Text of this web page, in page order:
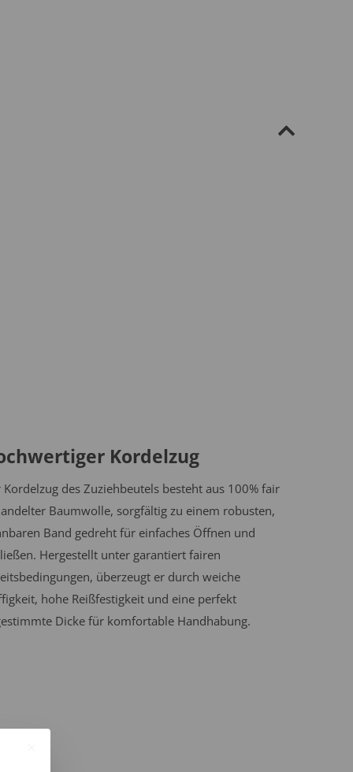
Kordelzug
Kordelzug des Zuziehbeutels besteht aus 100% fair
Baumwolle, sorgfältig zu einem robusten,
Band gedreht für einfaches Öffnen und
Hergestellt unter garantiert fairen
überzeugt er durch weiche
hohe Reißfestigkeit und eine perfekt
Dicke für komfortable Handhabung.